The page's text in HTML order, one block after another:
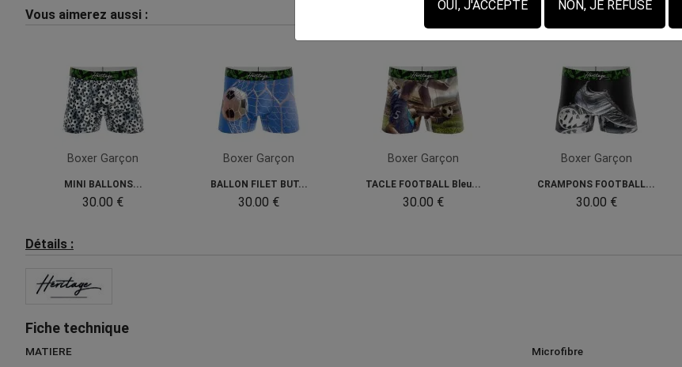
Vous aimerez aussi :
Boxer Garçon
MINI BALLONS...
30.00 €
Boxer Garçon
BALLON FILET BUT...
30.00 €
Boxer Garçon
TACLE FOOTBALL Bleu...
30.00 €
Boxer Garçon
CRAMPONS FOOTBALL...
30.00 €
Détails :
Fiche technique
MATIERE
Microfibre
OUI, J'ACCEPTE NON, JE REFUSE